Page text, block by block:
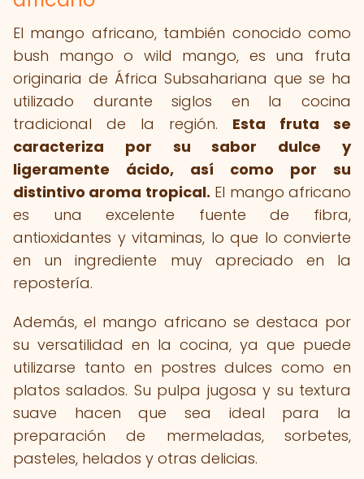
El mango africano, también conocido como
bush mango o wild mango, es una fruta
originaria de África Subsahariana que se ha
utilizado durante siglos en la cocina
tradicional de la región. Esta fruta se
caracteriza por su sabor dulce y
ligeramente ácido, así como por su
distintivo aroma tropical. El mango africano
es una excelente fuente de fibra,
antioxidantes y vitaminas, lo que lo convierte
en un ingrediente muy apreciado en la
repostería.
Además, el mango africano se destaca por
su versatilidad en la cocina, ya que puede
utilizarse tanto en postres dulces como en
platos salados. Su pulpa jugosa y su textura
suave hacen que sea ideal para la
preparación de mermeladas, sorbetes,
pasteles, helados y otras delicias.